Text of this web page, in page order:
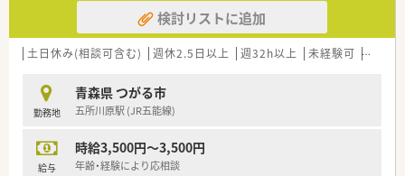
検討リストに追加
土日休み(相談可含む) 週休2.5日以上 週32h以上 未経験可 ブラン
勤務地
青森県 つがる市
五所川原駅 (JR五能線)
給与
時給3,500円～3,500円
年齢・経験により応相談